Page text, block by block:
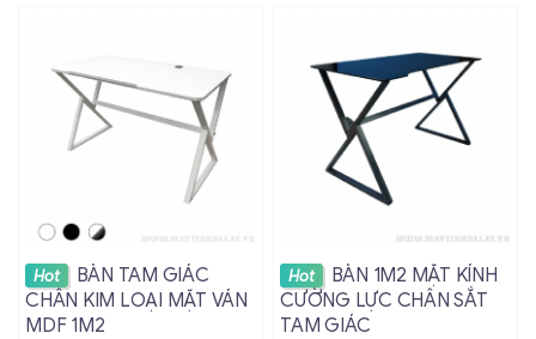
Xem chi tiết
Hot
BÀN TAM GIÁC
CHÂN KIM LOẠI MẶT VÁN
MDF 1M2
Xem chi tiết
Hot
BÀN 1M2 MẶT KÍNH
CƯỜNG LỰC CHÂN SẮT
TAM GIÁC